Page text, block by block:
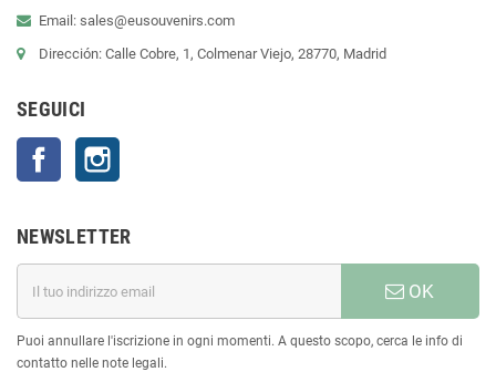
Email: sales@eusouvenirs.com
Dirección: Calle Cobre, 1, Colmenar Viejo, 28770, Madrid
SEGUICI
Facebook
NEWSLETTER
OK
Puoi annullare l'iscrizione in ogni momenti. A questo scopo, cerca le info di
contatto nelle note legali.